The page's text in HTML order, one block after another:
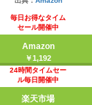
毎日お得なタイム
セール開催中
Amazon
￥1,192
24時間タイムセー
ル毎日開催中
楽天市場